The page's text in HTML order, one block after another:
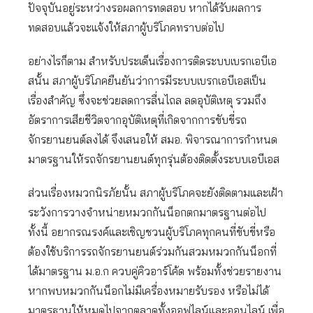
ปัจจุบันอยู่ระหว่างรอผลการทดสอบ หากได้รับผลการ
ทดสอบแล้วจะแจ้งให้สภาผู้บริโภคทราบต่อไป
อย่างไรก็ตาม สำหรับประเด็นเรื่องการติดระบบเบรกเอบีเอ
สนั้น สภาผู้บริโภคยืนยันว่าการมีระบบเบรกเอบีเอสเป็น
เรื่องสำคัญ ซึ่งจะช่วยลดการลื่นไถล ลดอุบัติเหตุ รวมถึง
อัตราการเสียชีวิตจากอุบัติเหตุที่เกิดจากการขับขี่รถ
จักรยานยนต์ลงได้ จึงเสนอให้ สมอ. พิจารณาการกำหนด
มาตรฐานให้รถจักรยานยนต์ทุกรุ่นต้องติดตั้งระบบเอบีเอส
ส่วนเรื่องหมวกนิรภัยนั้น สภาผู้บริโภคจะยังติดตามและเฝ้า
ระวังการวางจำหน่ายหมวกกันน็อกตกมาตรฐานต่อไป
ทั้งนี้ อยากรณรงค์และเชิญชวนผู้บริโภคทุกคนที่ขับขี่หรือ
ต้องใช้บริการรถจักรยานยนต์ร่วมกันสวมหมวกกันน็อกที่
ได้มาตรฐาน ม.อ.ก ควบคู่คิวอาร์โค้ด พร้อมทั้งช่วยรายงาน
หากพบหมวกกันน็อกไม่มีเครื่องหมายรับรอง หรือไม่ได้
มาตรฐานให้หมดไปจากตลาดทั้งออฟไลน์และออนไลน์ เพื่อ